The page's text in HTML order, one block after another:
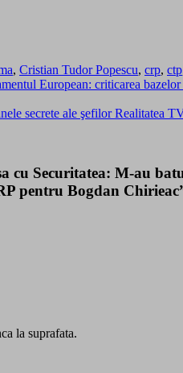
, Cristian Tudor Popescu, crp, ctp
European: criticarea
secrete ale şefilor Realitatea
cu Securitatea: M-au
pentru Bogdan
la suprafata.